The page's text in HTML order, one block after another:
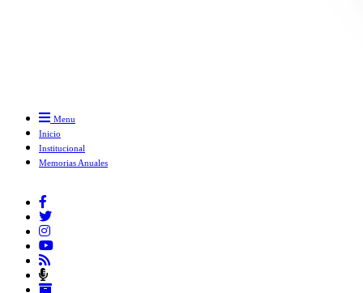
Menu
Inicio
Institucional
Memorias Anuales